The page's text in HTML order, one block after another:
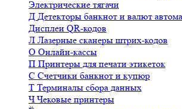
Электрические тягачи
Д Детекторы банкнот и валют
Дисплеи QR-кодов
Л Лазерные сканеры штрих-кодов
О Онлайн-кассы
П Принтеры для печати этикеток
С Счетчики банкнот и купюр
Т Терминалы сбора данных
ЧЧековые принтеры